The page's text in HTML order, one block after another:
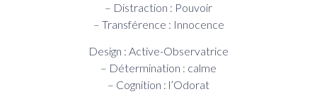
– Distraction : Pouvoir
– Transférence : Innocence
Design : Active-Observatrice
– Détermination : calme
– Cognition : l’Odorat